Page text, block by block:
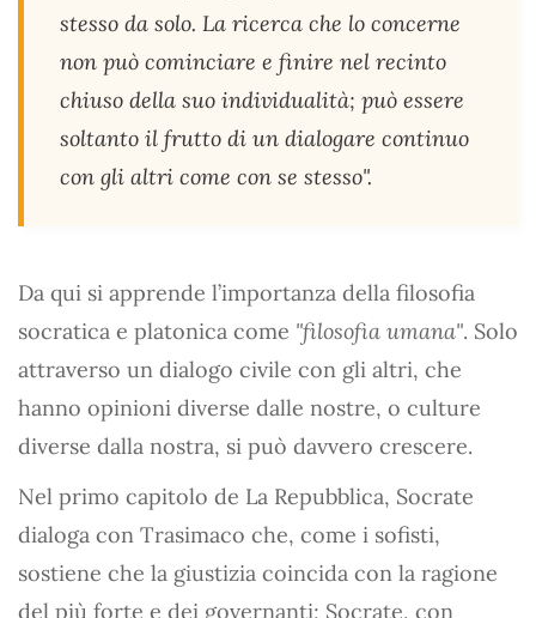
stesso da solo. La ricerca che lo concerne
non può cominciare e finire nel recinto
chiuso della suo individualità; può essere
soltanto il frutto di un dialogare continuo
con gli altri come con se stesso".
Da qui si apprende l’importanza della filosofia
socratica e platonica come "filosofia umana". Solo
attraverso un dialogo civile con gli altri, che
hanno opinioni diverse dalle nostre, o culture
diverse dalla nostra, si può davvero crescere.
Nel primo capitolo de La Repubblica, Socrate
dialoga con Trasimaco che, come i sofisti,
sostiene che la giustizia coincida con la ragione
del più forte e dei governanti; Socrate, con